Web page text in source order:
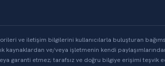
ve iletişim bilgilerini kullanıcılarla buluşturan
kaynaklardan ve/veya işletmenin kendi
garanti etmez; tarafsız ve doğru bilgiye erişimi teşvik